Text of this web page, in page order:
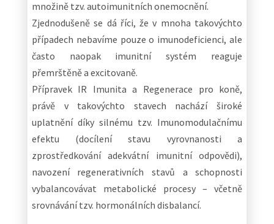
množině tzv. autoimunitních onemocnění.
Zjednodušeně se dá říci, že v mnoha takovýchto
případech nebavíme pouze o imunodeficienci, ale
často naopak imunitní systém reaguje
přemrštěně a excitovaně.
Přípravek IR Imunita a Regenerace pro koně,
právě v takovýchto stavech nachází široké
uplatnění díky silnému tzv. Imunomodulačnímu
efektu (docílení stavu vyrovnanosti a
zprostředkování adekvátní imunitní odpovědi),
navození regenerativních stavů a schopnosti
vybalancovávat metabolické procesy – včetně
srovnávání tzv. hormonálních disbalancí.